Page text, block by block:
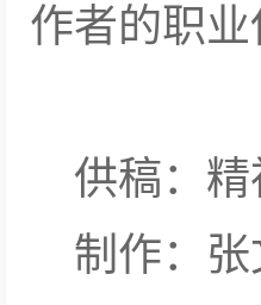
作者的职业
供稿：
制作：张